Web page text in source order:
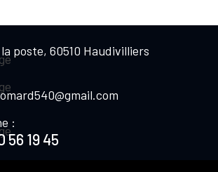
poste, 60510 Haudivilliers
:
56 19 45